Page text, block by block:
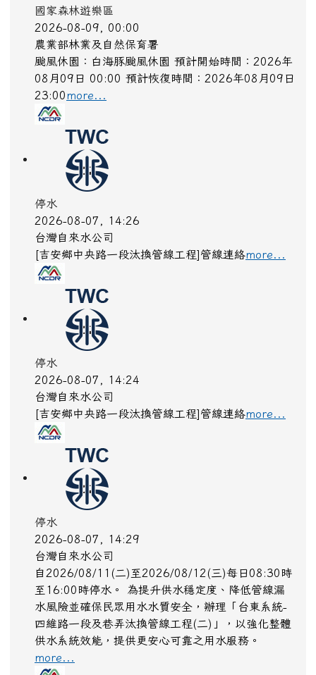
國家森林遊樂區
2026-08-09, 00:00
農業部林業及自然保育署
颱風休園：白海豚颱風休園 預計開始時間：2026年
08月09日 00:00 預計恢復時間：2026年08月09日
23:00more...
停水
2026-08-07, 14:26
台灣自來水公司
[吉安鄉中央路一段汰換管線工程]管線連絡more...
停水
2026-08-07, 14:24
台灣自來水公司
[吉安鄉中央路一段汰換管線工程]管線連絡more...
停水
2026-08-07, 14:29
台灣自來水公司
自2026/08/11(二)至2026/08/12(三)每日08:30時
至16:00時停水。 為提升供水穩定度、降低管線漏
水風險並確保民眾用水水質安全，辦理「台東系統-
四維路一段及巷弄汰換管線工程(二)」，以強化整體
供水系統效能，提供更安心可靠之用水服務。
more...